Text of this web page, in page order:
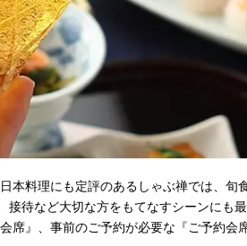
本料理にも定評のあるしゃぶ禅では、旬
接待など大切な方をもてなすシーンにも
席』、事前のご予約が必要な『ご予約会